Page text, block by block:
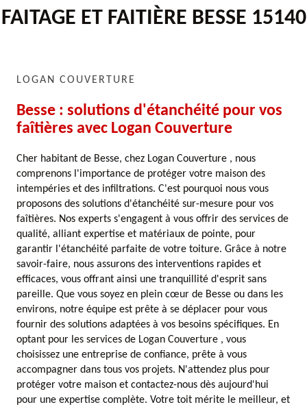
FAITAGE ET FAITIÈRE BESSE 15140
LOGAN COUVERTURE
Besse : solutions d'étanchéité pour vos
faîtières avec Logan Couverture
Cher habitant de Besse, chez Logan Couverture , nous
comprenons l'importance de protéger votre maison des
intempéries et des infiltrations. C'est pourquoi nous vous
proposons des solutions d'étanchéité sur-mesure pour vos
faîtières. Nos experts s'engagent à vous offrir des services de
qualité, alliant expertise et matériaux de pointe, pour
garantir l'étanchéité parfaite de votre toiture. Grâce à notre
savoir-faire, nous assurons des interventions rapides et
efficaces, vous offrant ainsi une tranquillité d'esprit sans
pareille. Que vous soyez en plein cœur de Besse ou dans les
environs, notre équipe est prête à se déplacer pour vous
fournir des solutions adaptées à vos besoins spécifiques. En
optant pour les services de Logan Couverture , vous
choisissez une entreprise de confiance, prête à vous
accompagner dans tous vos projets. N'attendez plus pour
protéger votre maison et contactez-nous dès aujourd'hui
pour une expertise complète. Votre toit mérite le meilleur, et